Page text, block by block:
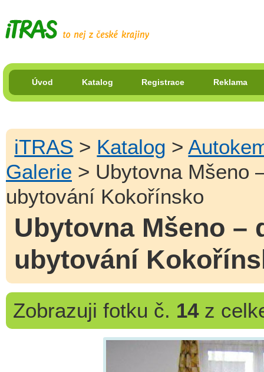
Úvod Katalog Registrace Reklama
iTRAS > Katalog >
Galerie > Ubytovna Mšeno
ubytování Kokořínsko
Ubytovna Mšeno –
ubytování
Zobrazuji fotku č. 14z